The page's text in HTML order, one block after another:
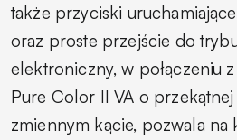
także przyciski
oraz proste przejście do
elektroniczny, w połączeniu
Pure Color II VA o przekątnej
zmiennym kącie, pozwala na